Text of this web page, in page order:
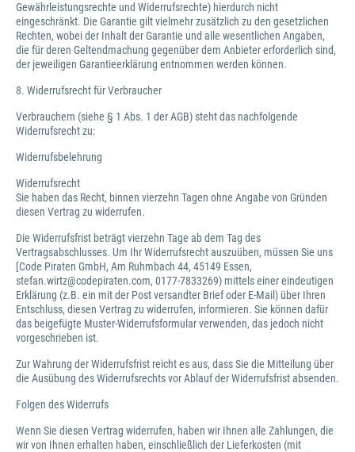
Gewährleistungsrechte und Widerrufsrechte) hierdurch nicht
eingeschränkt. Die Garantie gilt vielmehr zusätzlich zu den gesetzlichen
Rechten, wobei der Inhalt der Garantie und alle wesentlichen Angaben,
die für deren Geltendmachung gegenüber dem Anbieter erforderlich sind,
der jeweiligen Garantieerklärung entnommen werden können.
8. Widerrufsrecht für Verbraucher
Verbrauchern (siehe § 1 Abs. 1 der AGB) steht das nachfolgende
Widerrufsrecht zu:
Widerrufsbelehrung
Widerrufsrecht
Sie haben das Recht, binnen vierzehn Tagen ohne Angabe von Gründen
diesen Vertrag zu widerrufen.
Die Widerrufsfrist beträgt vierzehn Tage ab dem Tag des
Vertragsabschlusses. Um Ihr Widerrufsrecht auszuüben, müssen Sie uns
[Code Piraten GmbH, Am Ruhmbach 44, 45149 Essen,
stefan.wirtz@codepiraten.com, 0177-7833269) mittels einer eindeutigen
Erklärung (z.B. ein mit der Post versandter Brief oder E-Mail) über Ihren
Entschluss, diesen Vertrag zu widerrufen, informieren. Sie können dafür
das beigefügte Muster-Widerrufsformular verwenden, das jedoch nicht
vorgeschrieben ist.
Zur Wahrung der Widerrufsfrist reicht es aus, dass Sie die Mitteilung über
die Ausübung des Widerrufsrechts vor Ablauf der Widerrufsfrist absenden.
Folgen des Widerrufs
Wenn Sie diesen Vertrag widerrufen, haben wir Ihnen alle Zahlungen, die
wir von Ihnen erhalten haben, einschließlich der Lieferkosten (mit